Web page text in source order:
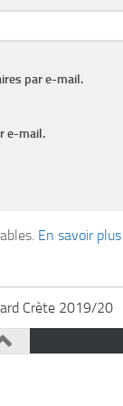
par e-mail.
e-mail.
En savoir
Crète 2019/20